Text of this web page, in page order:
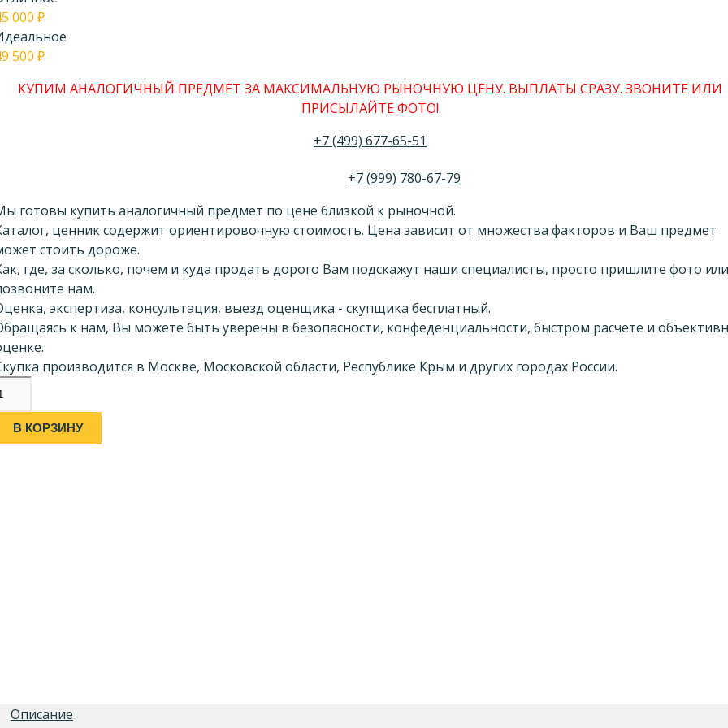
000 ₽
500 ₽
КУПИМ АНАЛОГИЧНЫЙ ПРЕДМЕТ ЗА МАКСИМАЛЬНУЮ РЫНОЧНУЮ ЦЕНУ. ВЫПЛАТЫ СРАЗУ. ЗВОНИТЕ ИЛИ
ПРИСЫЛАЙТЕ ФОТО!
+7 (499) 677-65-51
+7 (999) 780-67-79
готовы купить аналогичный предмет по цене близкой к рыночной.
ценник содержит ориентировочную стоимость. Цена зависит от множества факторов и Ваш предмет
стоить дороже.
где, за сколько, почем и куда продать дорого Вам подскажут наши специалисты, просто пришлите фото или
нам.
экспертиза, консультация, выезд оценщика - скупщика бесплатный.
к нам, Вы можете быть уверены в безопасности, конфеденциальности, быстром расчете и
производится в Москве, Московской области, Республике Крым и других городах России.
В КОРЗИНУ
Описание